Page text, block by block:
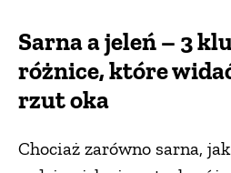
Sarna a jeleń – 3
różnice, które
rzut oka
Chociaż zarówno sarna,